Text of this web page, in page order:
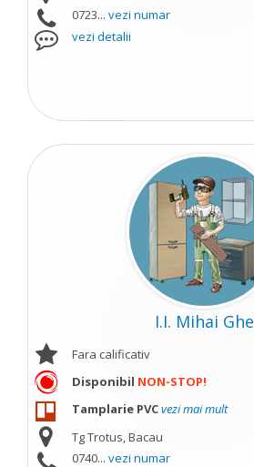
0723... vezi numar
vezi detalii
I.I. Mihai Ghe
Fara calificativ
Disponibil NON-STOP!
Tamplarie PVCvezi mai mult
Tg Trotus, Bacau
0740... vezi numar